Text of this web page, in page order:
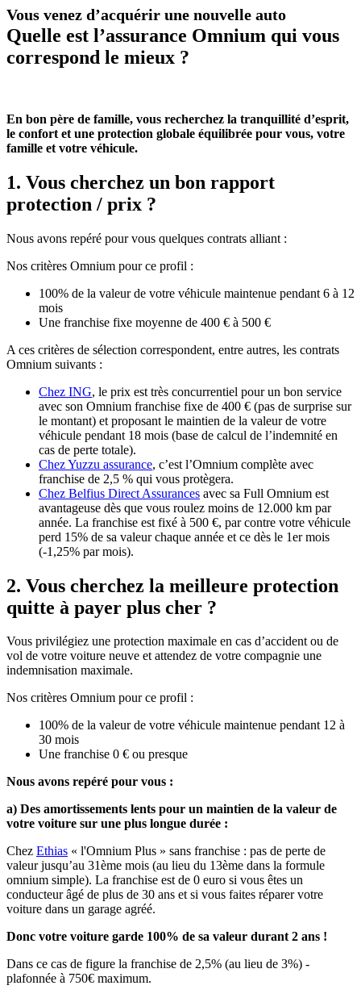
Vous venez d’acquérir une nouvelle auto
Quelle est l’assurance Omnium qui vous
correspond le mieux ?
En bon père de famille, vous recherchez la tranquillité d’esprit,
le confort et une protection globale équilibrée pour vous, votre
famille et votre véhicule.
1. Vous cherchez un bon rapport
protection / prix ?
Nous avons repéré pour vous quelques contrats alliant :
Nos critères Omnium pour ce profil :
100% de la valeur de votre véhicule maintenue pendant 6 à 12
mois
Une franchise fixe moyenne de 400 € à 500 €
A ces critères de sélection correspondent, entre autres, les contrats
Omnium suivants :
Chez ING, le prix est très concurrentiel pour un bon service
avec son Omnium franchise fixe de 400 € (pas de surprise sur
le montant) et proposant le maintien de la valeur de votre
véhicule pendant 18 mois (base de calcul de l’indemnité en
cas de perte totale).
Chez Yuzzu assurance, c’est l’Omnium complète avec
franchise de 2,5 % qui vous protègera.
Chez Belfius Direct Assurances avec sa Full Omnium est
avantageuse dès que vous roulez moins de 12.000 km par
année. La franchise est fixé à 500 €, par contre votre véhicule
perd 15% de sa valeur chaque année et ce dès le 1er mois
(-1,25% par mois).
2. Vous cherchez la meilleure protection
quitte à payer plus cher ?
Vous privilégiez une protection maximale en cas d’accident ou de
vol de votre voiture neuve et attendez de votre compagnie une
indemnisation maximale.
Nos critères Omnium pour ce profil :
100% de la valeur de votre véhicule maintenue pendant 12 à
30 mois
Une franchise 0 € ou presque
Nous avons repéré pour vous :
a) Des amortissements lents pour un maintien de la valeur de
votre voiture sur une plus longue durée :
Chez Ethias « l'Omnium Plus » sans franchise : pas de perte de
valeur jusqu’au 31ème mois (au lieu du 13ème dans la formule
omnium simple). La franchise est de 0 euro si vous êtes un
conducteur âgé de plus de 30 ans et si vous faites réparer votre
voiture dans un garage agréé.
Donc votre voiture garde 100% de sa valeur durant 2 ans !
Dans ce cas de figure la franchise de 2,5% (au lieu de 3%) -
plafonnée à 750€ maximum.